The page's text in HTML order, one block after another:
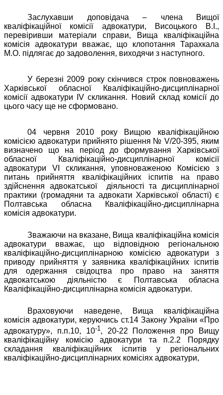
Заслухавши доповідача – члена Вищої
кваліфікаційної комісії адвокатури, Висоцького В.І.,
перевіривши матеріали справи, Вища кваліфікаційна
комісія адвокатури вважає, що клопотання Тарахкала
М.О. підлягає до задоволення, виходячи з наступного.
У березні 2009 року скінчився строк повноважень
Харківської обласної Кваліфікаційно-дисциплінарної
комісії адвокатури IV скликання. Новий склад комісії до
цього часу ще не сформовано.
04 червня 2010 року Вищою кваліфікаційною
комісією адвокатури прийнято рішення № V/20-395, яким
визначено що на період до формування Харківської
обласної Кваліфікаційно-дисциплінарної комісії
адвокатури VІ скликання, уповноваженою Комісією з
питань прийняття кваліфікаційних іспитів на право
здійснення адвокатської
діяльності та дисциплінарної
практики (громадяни та адвокати Харківської області) є
Полтавська обласна Кваліфікаційно-дисциплінарна
комісія адвокатури.
Зважаючи на вказане, Вища кваліфікаційна комісія
адвокатури вважає, що відповідною регіональною
кваліфікаційно-дисциплінарною комісією адвокатури з
приводу прийняття у заявника кваліфікаційних іспитів
для одержання свідоцтва про право на заняття
адвокатською діяльністює Полтавська обласна
Кваліфікаційно-дисциплінарна комісія адвокатури.
Враховуючи наведене, Вища кваліфікаційна
комісія адвокатури, керуючись ст.14 Закону України «Про
адвокатуру», п.п.10, 10-1, 20-22 Положення про Вищу
кваліфікаційну комісію адвокатури та п.2.2 Порядку
складання кваліфікаційних іспитів у регіональних
кваліфікаційно-дисциплінарних комісіях адвокатури,